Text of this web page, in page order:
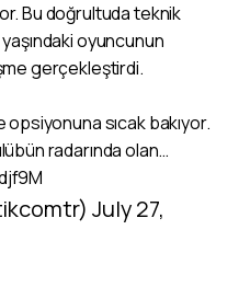
Bu doğrultuda teknik
oyuncunun
gerçekleştirdi.
sıcak bakıyor.
radarında olan…
July 27,